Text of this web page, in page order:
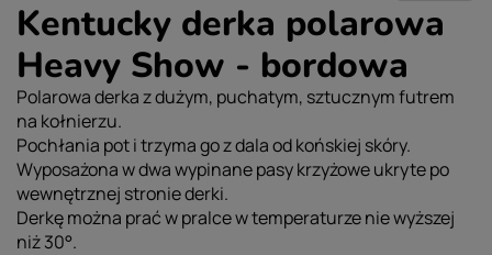
Kentucky derka polarowa
Heavy Show - bordowa
Polarowa derka z dużym, puchatym, sztucznym futrem
na kołnierzu.
Pochłania pot i trzyma go z dala od końskiej skóry.
Wyposażona w dwa wypinane pasy krzyżowe ukryte po
wewnętrznej stronie derki.
Derkę można prać w pralce w temperaturze nie wyższej
niż 30°.